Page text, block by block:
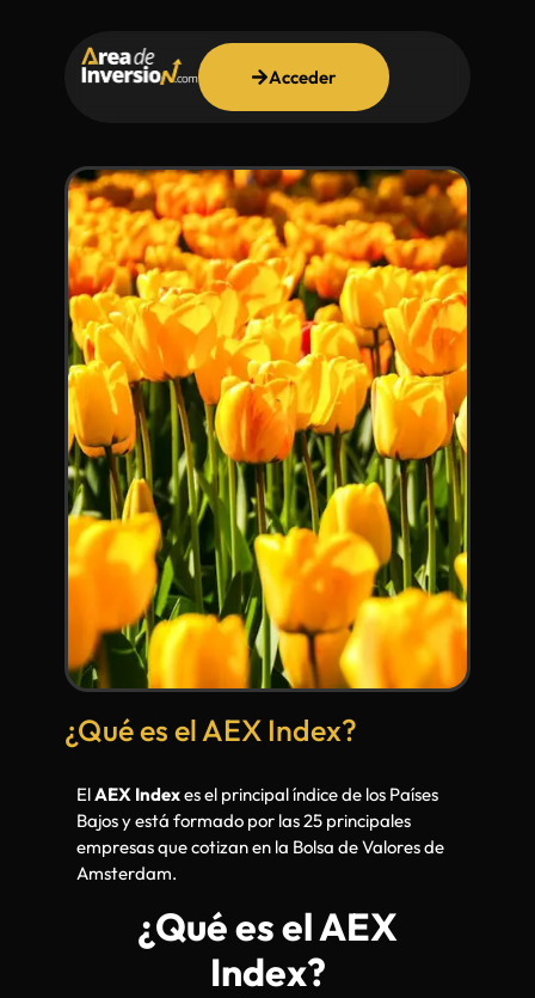
Acceder
¿Qué es el AEX Index?
ElAEX Indexes el principal índice de los Países
Bajos y está formado por las 25 principales
empresas que cotizan en la Bolsa de Valores de
Amsterdam.
¿Qué es el AEX
Index?